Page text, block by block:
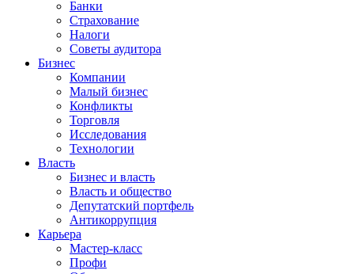
Банки
Страхование
Налоги
Советы аудитора
Бизнес
Компании
Малый бизнес
Конфликты
Торговля
Исследования
Технологии
Власть
Бизнес и власть
Власть и общество
Депутатский портфель
Антикоррупция
Карьера
Мастер-класс
Профи